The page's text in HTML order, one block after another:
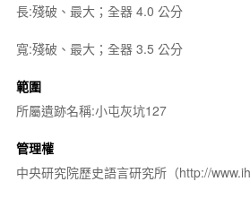
長:殘破、最大；全器 4.0 公分
寬:殘破、最大；全器 3.5 公分
範圍
所屬遺跡名稱:小屯灰坑127
管理權
中央研究院歷史語言研究所（http://